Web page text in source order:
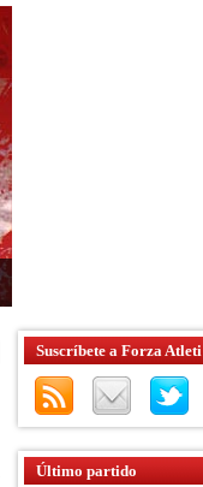
Suscríbete a Forza Atleti
Último partido